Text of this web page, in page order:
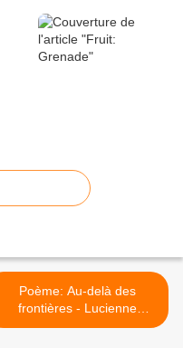
Poème: Au-delà des
frontières - Lucienne
Rahabarisoa >